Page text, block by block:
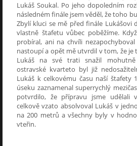
Lukáš Soukal. Po jeho dopoledním
následném finále jsem věděl, že toho
Zbylí kluci se mě před finále Lukášovi
vlastně štafetu vůbec poběžíme.
probíral, ani na chvíli
nastoupí a opět mě utvrdil v tom, že je
Lukáš na své trati snažil
ostravské kvarteto byl již
Lukáš k celkovému času naší štafety
úseku zaznamenal superrychlý
potvrdilo, že přípravu jsme udělali
celkově vzato absolvoval Lukáš v
na 200 metrů a všechny byly v
vteřin.